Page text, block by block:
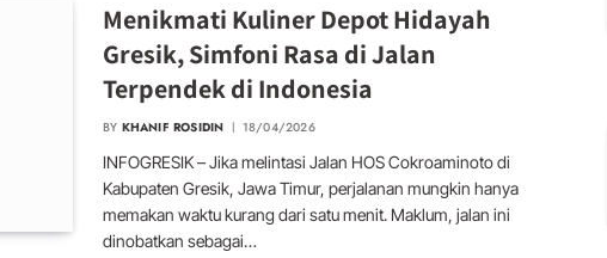
Menikmati Kuliner Depot Hidayah
Gresik, Simfoni Rasa di Jalan
Terpendek di Indonesia
BY KHANIF ROSIDIN 18/04/2026
INFOGRESIK – Jika melintasi Jalan HOS Cokroaminoto di
Kabupaten Gresik, Jawa Timur, perjalanan mungkin hanya
memakan waktu kurang dari satu menit. Maklum, jalan ini
dinobatkan sebagai…